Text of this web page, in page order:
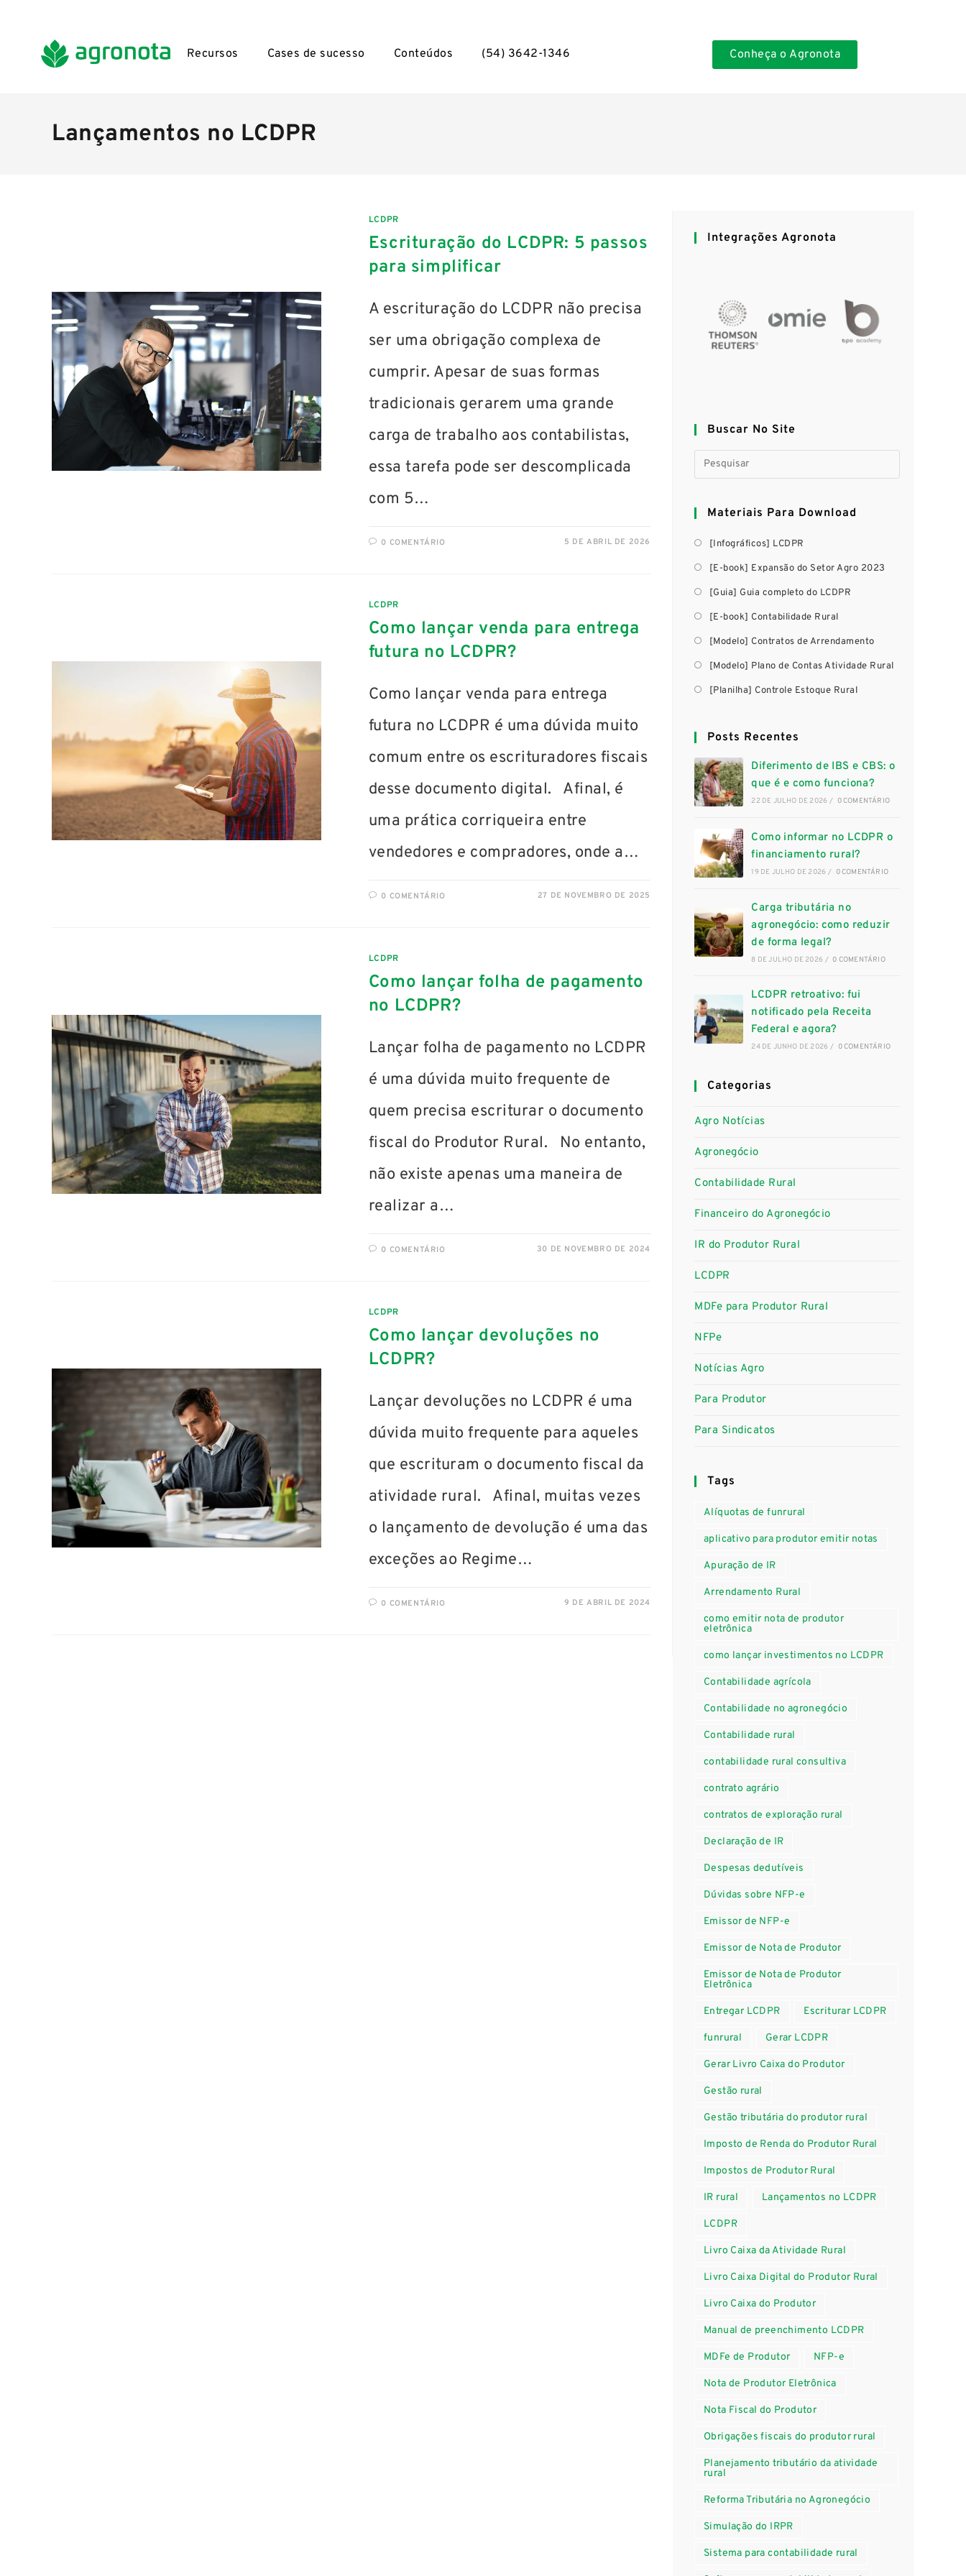
Recursos Cases de sucesso Conteúdos (54) 3642-1346 Conheça o Agronota
Lançamentos no LCDPR
LCDPR
Escrituração do LCDPR: 5 passos
para simplificar
A escrituração do LCDPR não precisa
ser uma obrigação complexa de
cumprir. Apesar de suas formas
tradicionais gerarem uma grande
carga de trabalho aos contabilistas,
essa tarefa pode ser descomplicada
com 5…
0 COMENTÁRIO 5 DE ABRIL DE 2026
LCDPR
Como lançar venda para entrega
futura no LCDPR?
Como lançar venda para entrega
futura no LCDPR é uma dúvida muito
comum entre os escrituradores fiscais
desse documento digital. Afinal, é
uma prática corriqueira entre
vendedores e compradores, onde a…
0 COMENTÁRIO 27 DE NOVEMBRO DE 2025
LCDPR
Como lançar folha de pagamento
no LCDPR?
Lançar folha de pagamento no LCDPR
é uma dúvida muito frequente de
quem precisa escriturar o documento
fiscal do Produtor Rural. No entanto,
não existe apenas uma maneira de
realizar a…
0 COMENTÁRIO 30 DE NOVEMBRO DE 2024
LCDPR
Como lançar devoluções no
LCDPR?
Lançar devoluções no LCDPR é uma
dúvida muito frequente para aqueles
que escrituram o documento fiscal da
atividade rural. Afinal, muitas vezes
o lançamento de devolução é uma das
exceções ao Regime…
0 COMENTÁRIO 9 DE ABRIL DE 2024
Integrações Agronota
Buscar No Site
Materiais Para Download
[Infográficos] LCDPR
[E-book] Expansão do Setor Agro 2023
[Guia] Guia completo do LCDPR
[E-book] Contabilidade Rural
[Modelo] Contratos de Arrendamento
[Modelo] Plano de Contas Atividade Rural
[Planilha] Controle Estoque Rural
Posts Recentes
Diferimento de IBS e CBS: o
que é e como funciona?
22 DE JULHO DE 2026 / 0 COMENTÁRIO
Como informar no LCDPR o
financiamento rural?
19 DE JULHO DE 2026 / 0 COMENTÁRIO
Carga tributária no
agronegócio: como reduzir
de forma legal?
8 DE JULHO DE 2026 / 0 COMENTÁRIO
LCDPR retroativo: fui
notificado pela Receita
Federal e agora?
24 DE JUNHO DE 2026 / 0 COMENTÁRIO
Categorias
Agro Notícias
Agronegócio
Contabilidade Rural
Financeiro do Agronegócio
IR do Produtor Rural
LCDPR
MDFe para Produtor Rural
NFPe
Notícias Agro
Para Produtor
Para Sindicatos
Tags
Alíquotas de funrural
aplicativo para produtor emitir notas
Apuração de IR
Arrendamento Rural
como emitir nota de produtor
eletrônica
como lançar investimentos no LCDPR
Contabilidade agrícola
Contabilidade no agronegócio
Contabilidade rural
contabilidade rural consultiva
contrato agrário
contratos de exploração rural
Declaração de IR
Despesas dedutíveis
Dúvidas sobre NFP-e
Emissor de NFP-e
Emissor de Nota de Produtor
Emissor de Nota de Produtor
Eletrônica
Entregar LCDPR Escriturar LCDPR
funrural Gerar LCDPR
Gerar Livro Caixa do Produtor
Gestão rural
Gestão tributária do produtor rural
Imposto de Renda do Produtor Rural
Impostos de Produtor Rural
IR rural Lançamentos no LCDPR
LCDPR
Livro Caixa da Atividade Rural
Livro Caixa Digital do Produtor Rural
Livro Caixa do Produtor
Manual de preenchimento LCDPR
MDFe de Produtor NFP-e
Nota de Produtor Eletrônica
Nota Fiscal do Produtor
Obrigações fiscais do produtor rural
Planejamento tributário da atividade
rural
Reforma Tributária no Agronegócio
Simulação do IRPR
Sistema para contabilidade rural